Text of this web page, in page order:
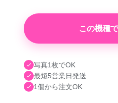
この機種
写真1枚でOK
最短5営業日発送
1個から注文OK